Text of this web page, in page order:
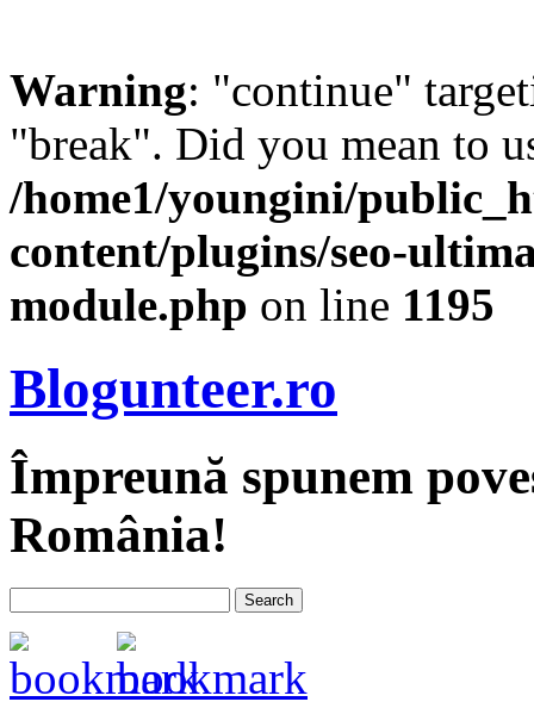
Warning: "continue"
"break". Did you mean to
/home1/youngini/
content/plugins/seo-
module.php on line 1195
Blogunteer.ro
Împreună spunem
România!